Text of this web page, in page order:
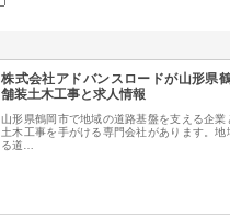
株式会社アドバンスロードが山形県
舗装土木工事と求人情報
山形県鶴岡市で地域の道路基盤を支える企業
土木工事を手がける専門会社があります。地
る道…